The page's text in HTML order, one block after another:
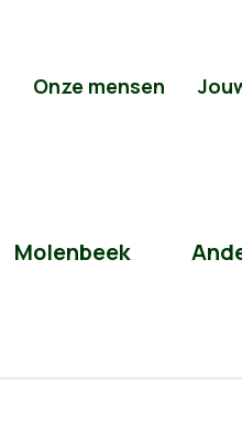
Onze mensen
Molenbeek